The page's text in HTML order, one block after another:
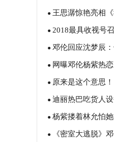
● 王思潺惊艳亮相
案关键线索
● 2018最具收视号
容五剧霸屏
● 邓伦回应沈梦辰
风”的！
● 网曝邓伦杨紫热
● 原来是这个意思
● 迪丽热巴吃货人
梯吻”甜到炸
● 杨紫搂着林允怕
手的？ 杨紫邓伦合
● 《密室大逃脱》